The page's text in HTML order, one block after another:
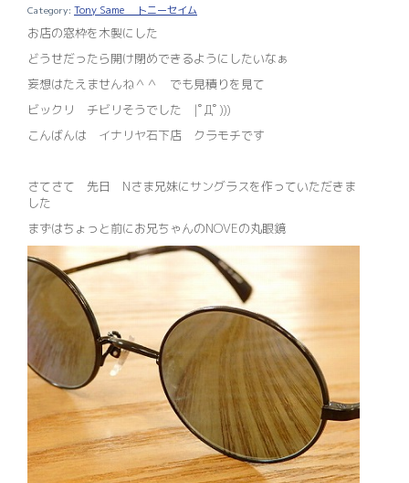
Tony Same トニーセイム
お店の窓枠を木製にした
どうせだったら開け閉めできるようにしたいなぁ
妄想はたえませんね＾＾ でも見積りを見て
ビックリ チビリそうでした |ﾟДﾟ)))
こんばんは イナリヤ石下店 クラモチです
さてさて 先日 Nさま兄妹にサングラスを作っていただきま
した
まずはちょっと前にお兄ちゃんのNOVEの丸眼鏡